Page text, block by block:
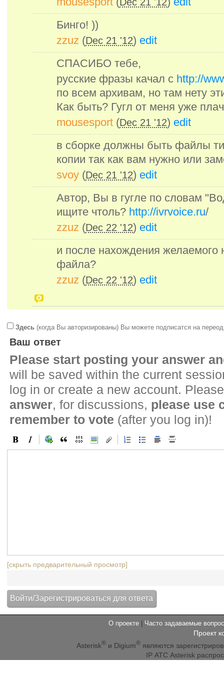
Бинго! ))
zzuz (Dec 21 '12) edit
СПАСИБО тебе,
русские фразы качал с http://
по всем архивам, но там нету
Как быть? Гугл от меня уже
mousesport (Dec 21 '12) edit
в сборке должны быть файлы
копии так как вам нужно или
svoy (Dec 21 '12) edit
Автор, Вы в гугле по словам
ищите чтоль? http://ivrvoice.ru/
zzuz (Dec 22 '12) edit
и после нахождения желаемого
файла?
zzuz (Dec 22 '12) edit
Здесь (когда Вы авторизированы) Вы можете подписатся на
Ваш ответ
Please start posting your answer
will be saved within the current
log in or create a new account.
answer, for discussions, please use
remember to vote (after you log in)!
[скрыть предварительный просмотр]
О проекте Часто задаваемые
Проект
Asterisk® и Digium® являются
IP АТС Asterisk